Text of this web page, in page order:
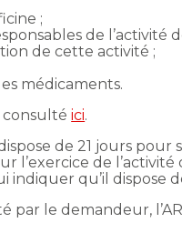
;
de
de cette activité ;
médicaments.
consultéici.
de 21 jours
l’exercice de
indiquer qu’il dispose
par le demandeur,